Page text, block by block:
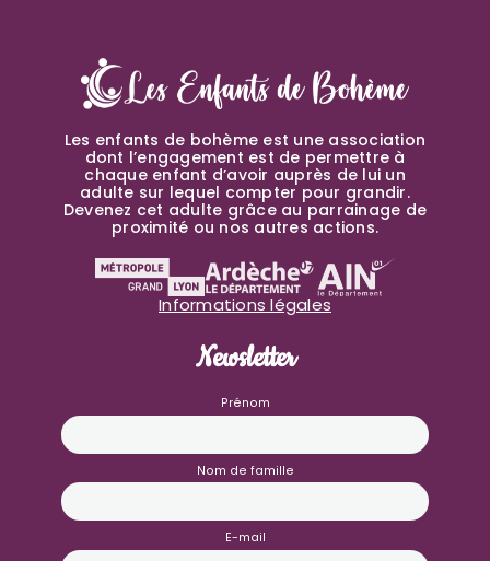
Les enfants de bohème est une association
dont l’engagement est de permettre à
chaque enfant d’avoir auprès de lui un
adulte sur lequel compter pour grandir.
Devenez cet adulte grâce au parrainage de
proximité ou nos autres actions.
Informations légales
Newsletter
Prénom
Nom de famille
E-mail